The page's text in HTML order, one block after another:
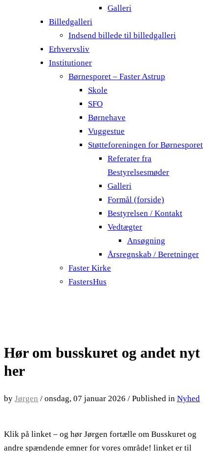
Galleri
Billedgalleri
Indsend billede til billedgalleri
Erhvervsliv
Institutioner
Børnesporet – Faster Astrup
Skole
SFO
Børnehave
Vuggestue
Støtteforeningen for Børnesporet
Referater fra
Bestyrelsesmøder
Galleri
Formål (forside)
Bestyrelsen / Kontakt
Vedtægter
Ansøgning
Årsregnskab / Beretninger
Faster Kirke
FastersHus
Hør om busskuret og andet nyt
her
by Jørgen / onsdag, 07 januar 2026 / Published in Nyhed
Klik på linket – og hør Jørgen fortælle om Busskuret og
andre spændende emner for vores område! linket er til